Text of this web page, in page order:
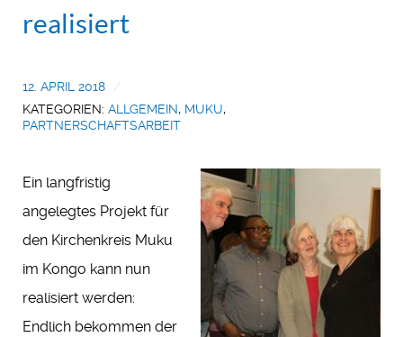
realisiert
12. APRIL 2018
KATEGORIEN: ALLGEMEIN, MUKU,
PARTNERSCHAFTSARBEIT
Ein langfristig
angelegtes Projekt für
den Kirchenkreis Muku
im Kongo kann nun
realisiert werden:
Endlich bekommen der